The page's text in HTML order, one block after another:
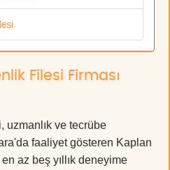
Filesi Firması
uzmanlık ve tecrübe
faaliyet gösteren Kaplan
az beş yıllık deneyime